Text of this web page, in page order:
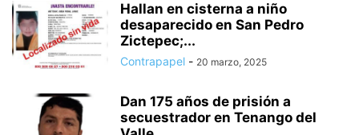
Hallan en cisterna a niño
desaparecido en San Pedro
Zictepec;...
Contrapapel - 20 marzo, 2025
Dan 175 años de prisión a
secuestrador en Tenango del